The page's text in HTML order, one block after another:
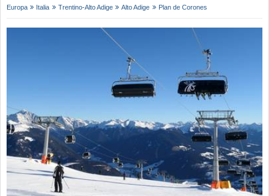
Europa Italia Trentino-Alto Adige Alto Adige Plan de Corones